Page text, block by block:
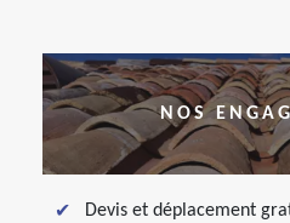
NOS
Devis et déplacement